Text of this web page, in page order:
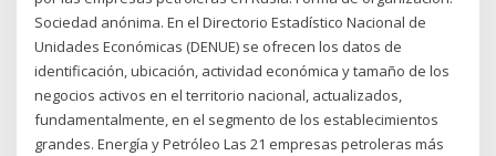
Sociedad anónima. En el Directorio Estadístico Nacional de
Unidades Económicas (DENUE) se ofrecen los datos de
identificación, ubicación, actividad económica y tamaño de los
negocios activos en el territorio nacional, actualizados,
fundamentalmente, en el segmento de los establecimientos
grandes. Energía y Petróleo Las 21 empresas petroleras más